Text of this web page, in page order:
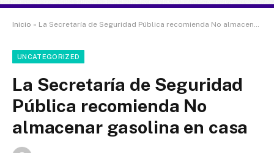
Inicio » La Secretaría de Seguridad Pública recomienda No almacenar gasolina en casa
UNCATEGORIZED
La Secretaría de Seguridad
Pública recomienda No
almacenar gasolina en casa